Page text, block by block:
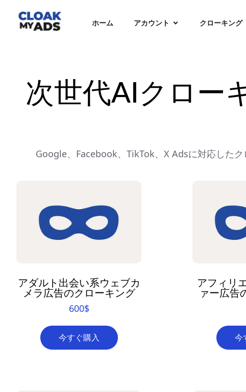
ホーム アカウント クローキング
次世代AIクロー
Google、Facebook、TikTok、X Adsに対応した
アダルト出会い系ウェブカ
メラ広告のクローキング
600$
今すぐ購入
アフィリ
ァー広告
今